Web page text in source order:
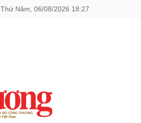
Thứ Năm, 06/08/2026 18:27